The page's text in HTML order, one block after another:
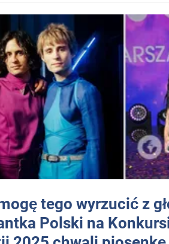
tego wyrzucić z
Polski na